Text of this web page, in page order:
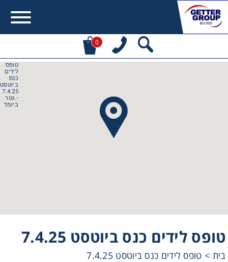
0
טופס לידים כנס ביוטסט 7.4.25
בית > טופס לידים כנס ביוטסט 7.4.25
מעונין לקבל הצעת מחיר או מידע עבור:
Cooling
Heating